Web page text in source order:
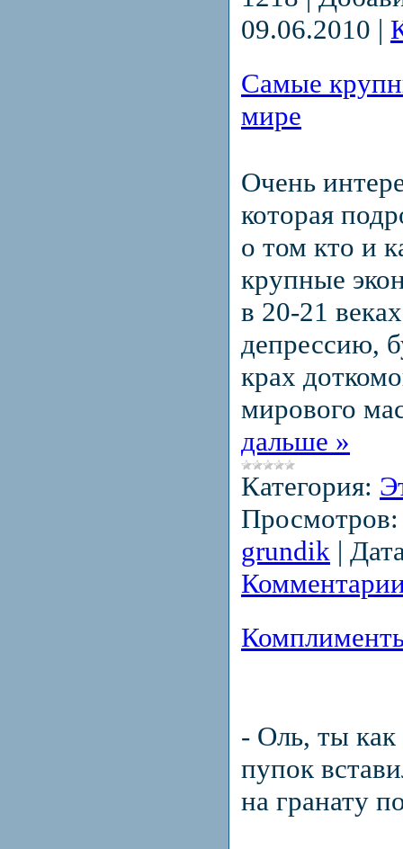
09.06.2010 |
Самые
мире
Очень
которая
о том кто и
крупные
в 20-21
депрессию,
крах
мирового
дальше »
Категория:
Просмотров:
grundik |
- Оль, ты как
пупок
на гранату